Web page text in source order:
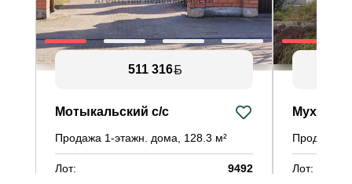
511 316
Мотыкальский с/с
Продажа 1-этажн. дома, 128.3 м²
Лот:
9492
Продажа
Лот: